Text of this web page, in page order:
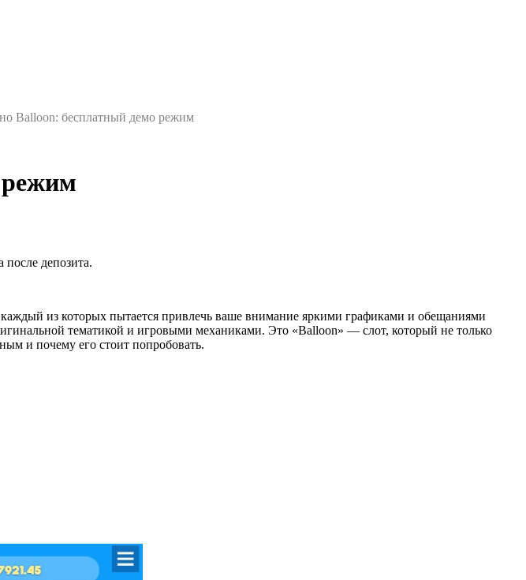
Balloon: бесплатный демо режим
режим
депозита.
из которых пытается привлечь ваше внимание яркими графиками и обещаниями
тематикой и игровыми механиками. Это «Balloon» — слот, который не только
и почему его стоит попробовать.